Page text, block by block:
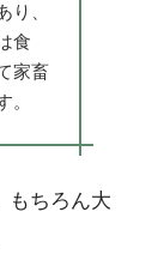
り、
食
家畜
。
もちろん大